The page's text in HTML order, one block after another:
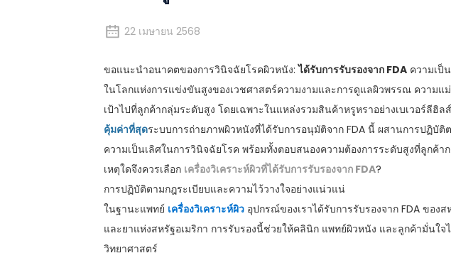
22 เมษายน 2568
ขอแนะนำอนาคตของการวินิจฉัยโรคผิวหนัง:ได้รับการรับรองจาก FDA ความเป็
ในโลกแห่งการแข่งขันสูงของเวชศาสตร์ความงามและการดูแลผิวพรรณ ความ
เป้าไปที่ลูกค้ากลุ่มระดับสูง โดยเฉพาะในแหล่งรวมสินค้าหรูหราอย่างเบเวอร์ลีฮิล
คุ้มค่าที่สุดระบบการถ่ายภาพผิวหนังที่ได้รับการอนุมัติจาก FDA นี้ ผสานการปฏิบั
ความเป็นเลิศในการวินิจฉัยโรค พร้อมทั้งตอบสนองความต้องการระดับสูงที่ลูกค้า
เหตุใดจึงควรเลือก เครื่องวิเคราะห์ผิวที่ได้รับการรับรองจาก FDA?
การปฏิบัติตามกฎระเบียบและความไว้วางใจอย่างแน่วแน่
ในฐานะแพทย์ เครื่องวิเคราะห์ผิว อุปกรณ์ของเราได้รับการรับรองจาก FDA ขอ
และยาแห่งสหรัฐอเมริกา การรับรองนี้ช่วยให้คลินิก แพทย์ผิวหนัง และลูกค้ามั่น
วิทยาศาสตร์